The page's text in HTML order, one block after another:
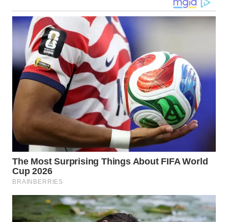
SERDANG
WN
TEBING
TINGGI
WN
WN
KARAWANG
WN
BEKASI
WN
BOGOR